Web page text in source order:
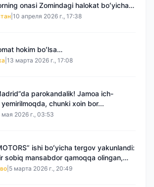
onasi Zomindagi halokat boʻyicha
talab qilmoqda
10 апреля 2026 г., 17:38
hokim boʻlsa…
13 марта 2026 г., 17:08
parokandalik! Jamoa ich-
chunki xoin bor...
мая 2026 г., 03:53
ishi boʻyicha tergov yakunlandi:
sobiq mansabdor qamoqqa olingan,
“zami” gʻoyib boʻlgan
5 марта 2026 г., 20:49